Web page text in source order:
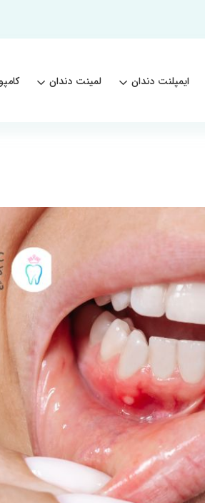
ایمپلنت دندان لمینت دندان